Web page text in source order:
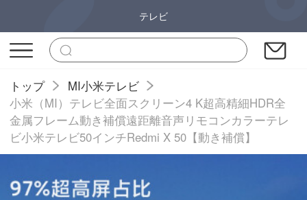
テレビ
トップ
MI小米テレビ
小米（MI）テレビ全面スクリーン4 K超高精細HDR全
金属フレーム動き補償遠距離音声リモコンカラーテレ
ビ小米テレビ50インチRedmi X 50【動き補償】